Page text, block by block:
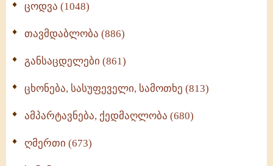
ცოდვა (1048)
თავმდაბლობა (886)
განსაცდელები (861)
ცხონება, სასუფეველი, სამოთხე (813)
ამპარტავნება, ქედმაღლობა (680)
ღმერთი (673)